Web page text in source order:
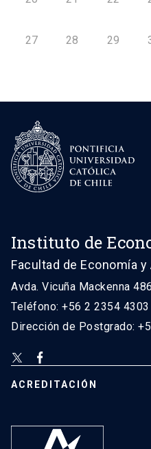
27 28 29
Instituto de
Facultad de Economía
Avda. Vicuña Mackenna
Teléfono: +56 2 2354 4303
Dirección de Postgrado:
ACREDITACIÓN